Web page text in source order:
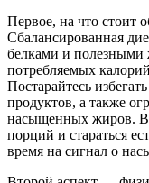
Первое, на что стоит
Сбалансированная
белками и полезными
потребляемых
Постарайтесь
продуктов, а также
насыщенных жиров.
порций и стараться
время на сигнал о